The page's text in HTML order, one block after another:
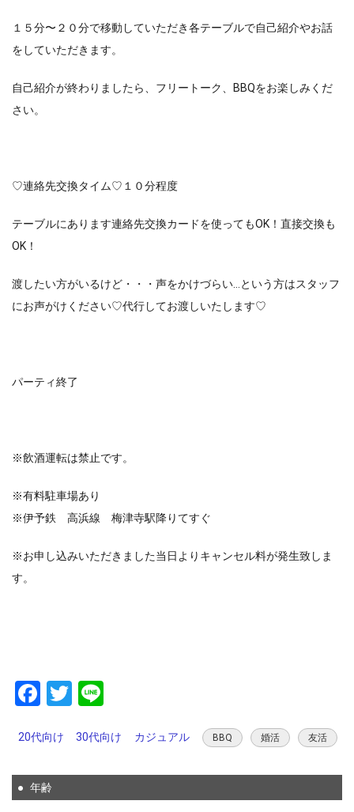
１５分〜２０分で移動していただき各テーブルで自己紹介やお話
をしていただきます。
自己紹介が終わりましたら、フリートーク、BBQをお楽しみくだ
さい。
♡連絡先交換タイム♡１０分程度
テーブルにあります連絡先交換カードを使ってもOK！直接交換も
OK！
渡したい方がいるけど・・・声をかけづらい…という方はスタッフ
にお声がけください♡代行してお渡しいたします♡
パーティ終了
※飲酒運転は禁止です。
※有料駐車場あり
※伊予鉄 高浜線 梅津寺駅降りてすぐ
※お申し込みいただきました当日よりキャンセル料が発生致しま
す。
Facebook
Twitter
20代向け 30代向け カジュアル BBQ 婚活 友活
年齢